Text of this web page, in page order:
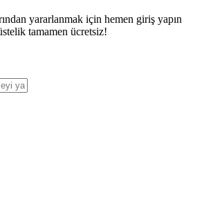
yararlanmak için hemen giriş yapın
tamamen ücretsiz!